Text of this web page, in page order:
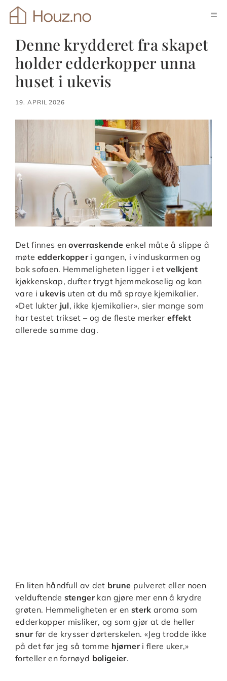
Hopp
Denne krydderet fra skapet
holder edderkopper unna
huset i ukevis
19. APRIL 2026
Det finnes enoverraskende enkel måte å slippe å
møte edderkopperi gangen, i vinduskarmen og
bak sofaen. Hemmeligheten ligger i etvelkjent
kjøkkenskap, dufter trygt hjemmekoselig og kan
vare i ukevis uten at du må spraye kjemikalier.
«Det lukter jul, ikke kjemikalier», sier mange som
har testet trikset – og de fleste merkereffekt
allerede samme dag.
En liten håndfull av det brune pulveret eller noen
velduftende stengerkan gjøre mer enn å krydre
grøten. Hemmeligheten er en sterk aroma som
edderkopper misliker, og som gjør at de heller
snurfør de krysser dørterskelen. «Jeg trodde ikke
på det før jeg så tomme hjørneri flere uker,»
forteller en fornøyd boligeier.